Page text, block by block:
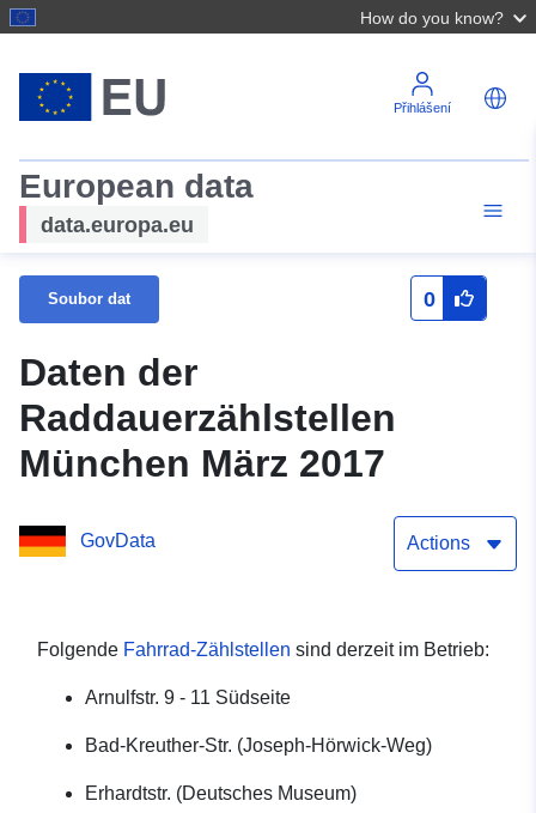
How do you know?
Přihlášení
European data
data.europa.eu
Soubor dat 0
Daten der
Raddauerzählstellen
München März 2017
GovData Actions
Folgende Fahrrad-Zählstellen sind derzeit im Betrieb:
Arnulfstr. 9 - 11 Südseite
Bad-Kreuther-Str. (Joseph-Hörwick-Weg)
Erhardtstr. (Deutsches Museum)